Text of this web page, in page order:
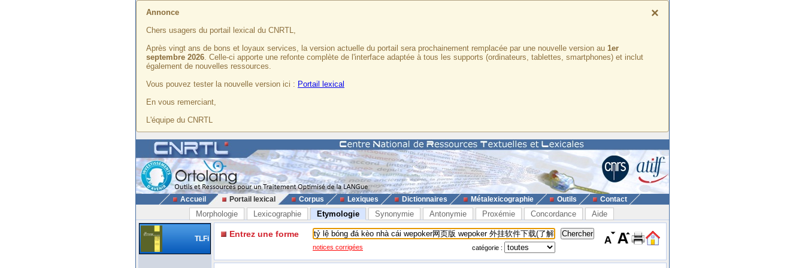
×
Annonce
Chers usagers du portail lexical du CNRTL,
Après vingt ans de bons et loyaux services, la version actuelle du portail sera prochainement remplacée par une nouvelle version au 1er
septembre 2026. Celle-ci apporte une refonte complète de l'interface adaptée à tous les supports (ordinateurs, tablettes, smartphones) et inclut
également de nouvelles ressources.
Vous pouvez tester la nouvelle version ici : Portail lexical
En vous remerciant,
L'équipe du CNRTL
Accueil Portail lexical Corpus Lexiques Dictionnaires Métalexicographie Outils Contact
Morphologie Lexicographie Etymologie Synonymie Antonymie Proxémie Concordance Aide
TLFi Entrez une forme
notices corrigées catégorie :